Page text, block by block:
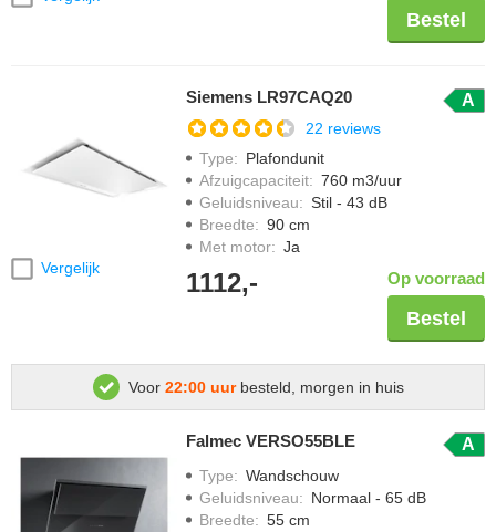
Bestel
Vergelijk
Siemens LR97CAQ20 A
22 reviews
Type: Plafondunit
Afzuigcapaciteit: 760 m3/uur
Geluidsniveau: Stil - 43 dB
Breedte: 90 cm
Met motor: Ja
1112,- Op voorraad
Bestel
Voor 22:00 uurbesteld, morgen in huis
Falmec VERSO55BLE A
Type: Wandschouw
Geluidsniveau: Normaal - 65 dB
Breedte: 55 cm